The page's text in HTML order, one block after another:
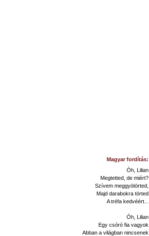
Magyar fordítás:
Óh, Lilian
Megtetted, de miért?
Szívem meggyötörted,
Majd darabokra törted
A tréfa kedvéért...
Óh, Lilian
Egy csóró fia vagyok
Abban a világban nincsenek